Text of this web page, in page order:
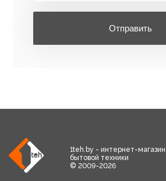
Отправить
1teh.by - интернет-
бытовой техники
© 2009-2026